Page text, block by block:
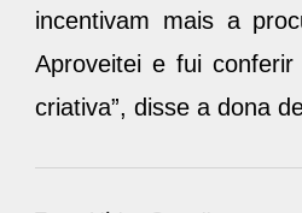
incentivam mais a
Aproveitei e fui
criativa”, disse a dona